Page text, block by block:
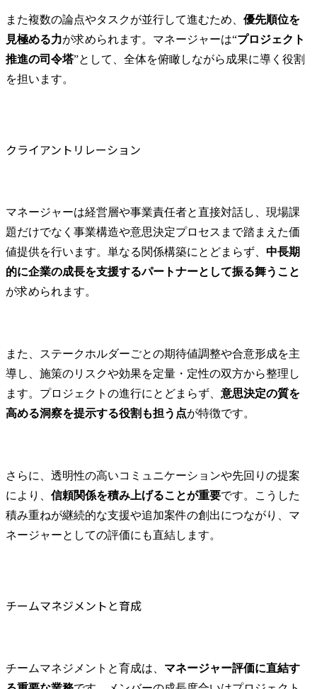
また複数の論点やタスクが並行して進むため、 優先順位を
見極める力が求められます。マネージャーは“プロジェクト
推進の司令塔”として、全体を俯瞰しながら成果に導く役割
を担います。
クライアントリレーション
マネージャーは経営層や事業責任者と直接対話し、現場課
題だけでなく事業構造や意思決定プロセスまで踏まえた価
値提供を行います。単なる関係構築にとどまらず、 中長期
的に企業の成長を支援するパートナーとして振る舞うこと
が求められます。
また、ステークホルダーごとの期待値調整や合意形成を主
導し、施策のリスクや効果を定量・定性の双方から整理し
ます。プロジェクトの進行にとどまらず、 意思決定の質を
高める洞察を提示する役割も担う点が特徴です。
さらに、透明性の高いコミュニケーションや先回りの提案
により、 信頼関係を積み上げることが重要です。こうした
積み重ねが継続的な支援や追加案件の創出につながり、マ
ネージャーとしての評価にも直結します。
チームマネジメントと育成
チームマネジメントと育成は、 マネージャー評価に直結す